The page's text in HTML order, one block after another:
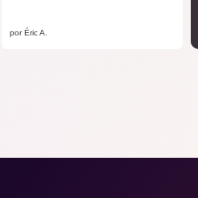
por Éric A.